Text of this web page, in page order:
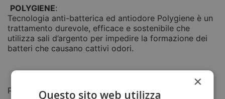
POLYGIENE:
Tecnologia anti-batterica ed antiodore Polygiene è un
trattamento durevole, efficace e sostenibile che
utilizza sali d’argento per impedire la formazione dei
batteri che causano cattivi odori.
Potrebbero piacerti anche
×
Questo sito web utilizza